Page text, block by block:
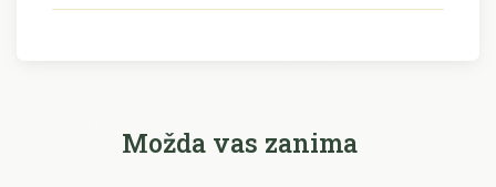
Možda vas zanima